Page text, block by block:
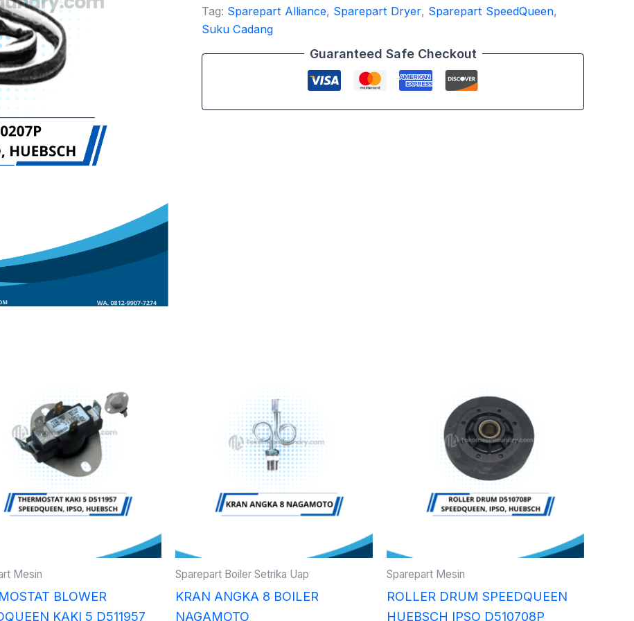
Tag: Sparepart Alliance, Sparepart Dryer, Sparepart SpeedQueen,
Suku Cadang
Guaranteed Safe Checkout
Mesin
BLOWER
KAKI 5 D511957
Sparepart Boiler Setrika Uap
KRAN ANGKA 8 BOILER
NAGAMOTO
Sparepart Mesin
ROLLER DRUM SPEEDQUEEN
HUEBSCH IPSO D510708P